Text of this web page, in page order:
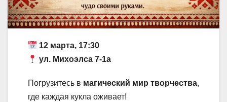
12 марта, 17:30
ул. Михоэлса 7-1а
Погрузитесь в магический мир творчества,
где каждая кукла оживает!